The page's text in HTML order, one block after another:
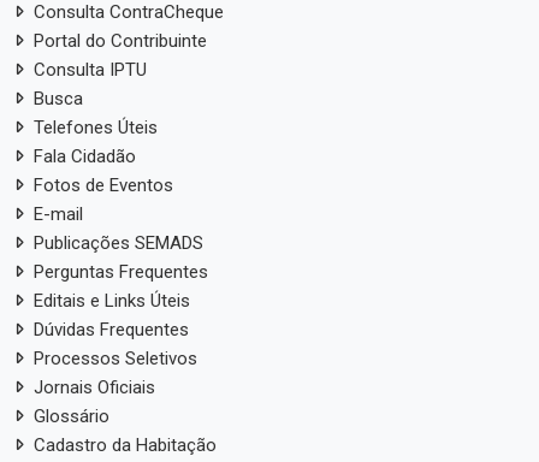
Consulta ContraCheque
Portal do Contribuinte
Consulta IPTU
Busca
Telefones Úteis
Fala Cidadão
Fotos de Eventos
E-mail
Publicações SEMADS
Perguntas Frequentes
Editais e Links Úteis
Dúvidas Frequentes
Processos Seletivos
Jornais Oficiais
Glossário
Cadastro da Habitação